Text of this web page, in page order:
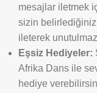
mesajlar iletmek
sizin
ileterek
Eşsiz Hediyeler:
Afrika Dans ile
hediye